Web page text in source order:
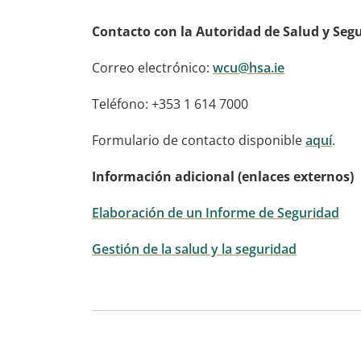
Contacto con la Autoridad de Salud y
Correo electrónico: wcu@hsa.ie
Teléfono: +353 1 614 7000
Formulario de contacto disponibleaquí.
Información adicional (enlaces externos)
Elaboración de un Informe de Seguridad
Gestión de la salud y la seguridad